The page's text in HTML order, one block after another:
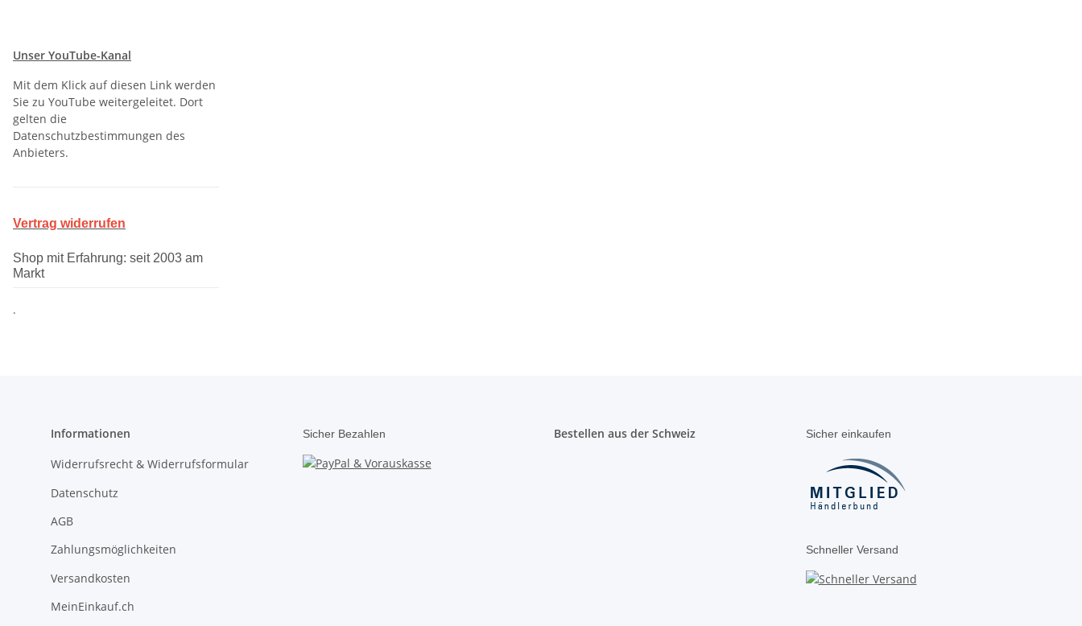
Unser YouTube-Kanal
Mit dem Klick auf diesen Link werden
Sie zu YouTube weitergeleitet. Dort
gelten die
Datenschutzbestimmungen des
Anbieters.
Vertrag widerrufen
Shop mit Erfahrung: seit 2003 am
Markt
.
Informationen
Widerrufsrecht & Widerrufsformular
Datenschutz
AGB
Zahlungsmöglichkeiten
Versandkosten
MeinEinkauf.ch
Sicher Bezahlen Bestellen aus der Schweiz Sicher einkaufen
Schneller Versand